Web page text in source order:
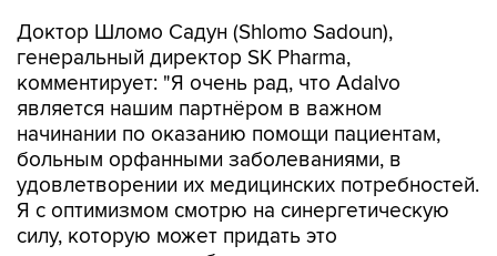
Доктор Шломо Садун (Shlomo Sadoun),
генеральный директор SK Pharma,
комментирует: "Я очень рад, что Adalvo
является нашим партнёром в важном
начинании по оказанию помощи пациентам,
больным орфанными заболеваниями, в
удовлетворении их медицинских потребностей.
Я с оптимизмом смотрю на синергетическую
силу, которую может придать это